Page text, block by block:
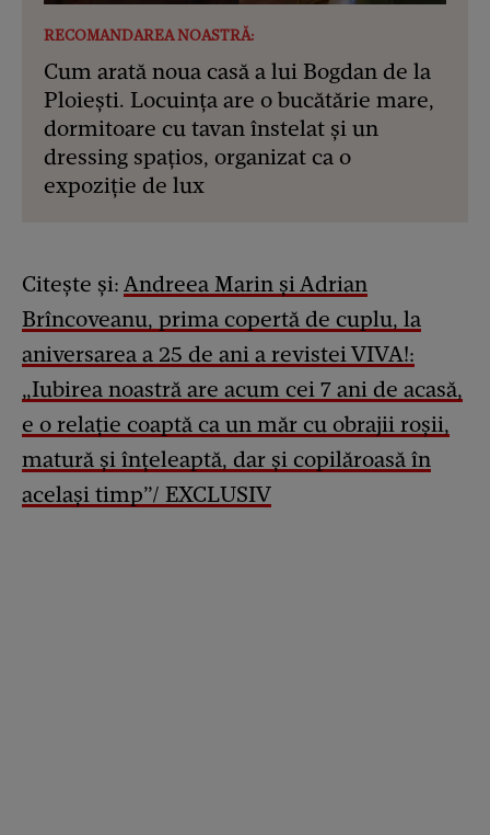
RECOMANDAREA NOASTRĂ:
Cum arată noua casă a lui Bogdan de la
Ploiești. Locuința are o bucătărie mare,
dormitoare cu tavan înstelat și un
dressing spațios, organizat ca o
expoziție de lux
Citește și: Andreea Marin și Adrian
Brîncoveanu, prima copertă de cuplu, la
aniversarea a 25 de ani a revistei VIVA!:
„Iubirea noastră are acum cei 7 ani de acasă,
e o relație coaptă ca un măr cu obrajii roșii,
matură și înțeleaptă, dar și copilăroasă în
același timp”/ EXCLUSIV